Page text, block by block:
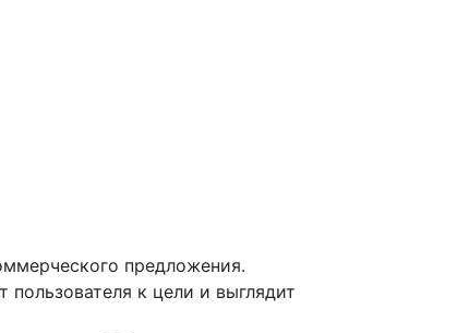
предложения.
к цели и выглядит